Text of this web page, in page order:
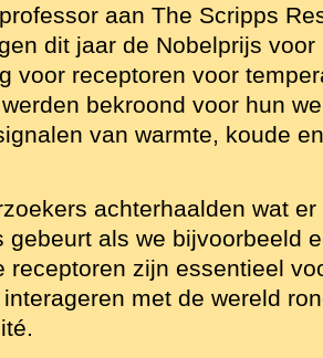
aan The Scripps
dit jaar de Nobelprijs
voor receptoren voor
bekroond voor hun
van warmte, koude
achterhaalden wat
gebeurt als we bijvoorbeeld
receptoren zijn essentieel
met de wereld